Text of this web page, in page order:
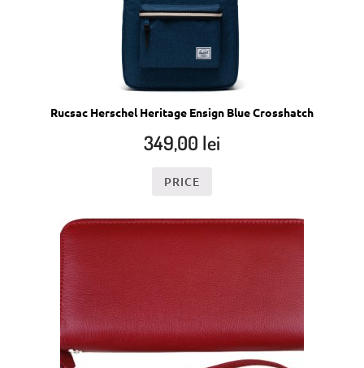
Rucsac Herschel Heritage Ensign Blue Crosshatch
349,00 lei
PRICE